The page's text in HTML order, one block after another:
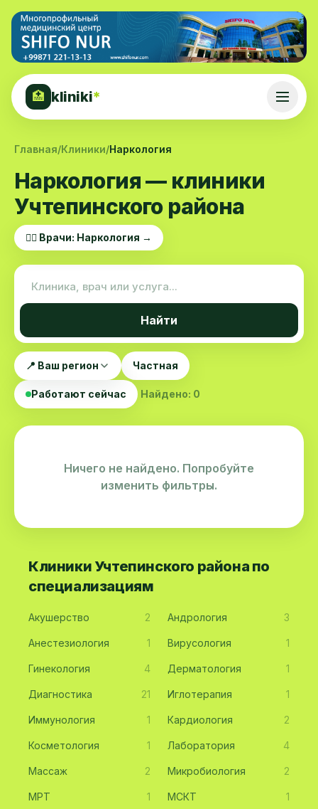
🏥 kliniki*
Главная/Клиники/Наркология
Наркология — клиники
Учтепинского района
👨‍⚕️ Врачи: Наркология →
Найти
📍 Ваш регион Частная
Работают сейчас Найдено: 0
Ничего не найдено. Попробуйте
изменить фильтры.
Клиники Учтепинского района по
специализациям
Акушерство 2 Андрология 3
Анестезиология 1 Вирусология 1
Гинекология 4 Дерматология 1
Диагностика 21 Иглотерапия 1
Иммунология 1 Кардиология 2
Косметология 1 Лаборатория 4
Массаж 2 Микробиология 2
МРТ 1 МСКТ 1